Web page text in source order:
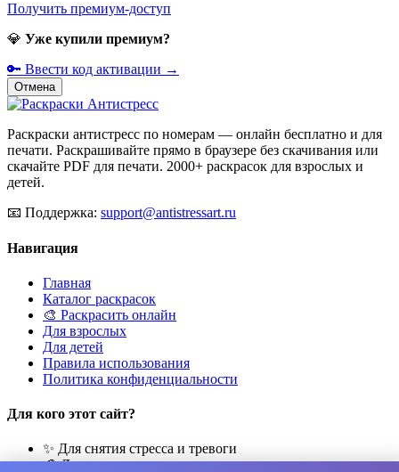
Получить премиум-доступ
💎 Уже купили премиум?
🔑 Ввести код активации →
Отмена
Раскраски антистресс по номерам — онлайн бесплатно и для
печати. Раскрашивайте прямо в браузере без скачивания или
скачайте PDF для печати. 2000+ раскрасок для взрослых и
детей.
📧 Поддержка: support@antistressart.ru
Навигация
Главная
Каталог раскрасок
🎨 Раскрасить онлайн
Для взрослых
Для детей
Правила использования
Политика конфиденциальности
Для кого этот сайт?
✨ Для снятия стресса и тревоги
🎨 Для развития креативности